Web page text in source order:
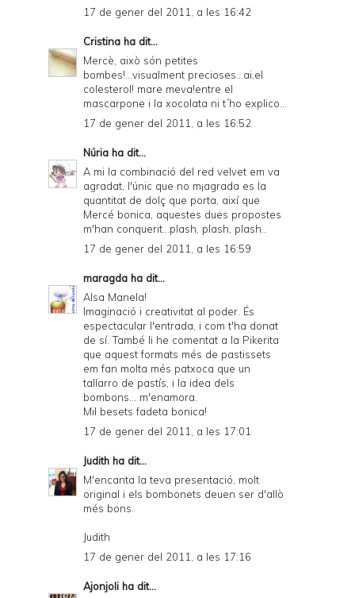
17 de gener del 2011, a les 16:42
Cristina ha dit...
Mercè, això són petites
bombes!...visualment precioses...ai,el
colesterol! mare meva!entre el
mascarpone i la xocolata ni t´ho explico...
17 de gener del 2011, a les 16:52
Núria ha dit...
A mi la combinació del red velvet em va
agradat, l'únic que no m¡agrada es la
quantitat de dolç que porta, així que
Mercé bonica, aquestes dues propostes
m'han conquerit...plash, plash, plash..
17 de gener del 2011, a les 16:59
maragda ha dit...
Alsa Manela!
Imaginació i creativitat al poder. És
espectacular l'entrada, i com t'ha donat
de sí. També li he comentat a la Pikerita
que aquest formats més de pastissets
em fan molta més patxoca que un
tallarro de pastís, i la idea dels
bombons... m'enamora.
Mil besets fadeta bonica!
17 de gener del 2011, a les 17:01
Judith ha dit...
M'encanta la teva presentació, molt
original i els bombonets deuen ser d'allò
més bons.
Judith
17 de gener del 2011, a les 17:16
Ajonjoli ha dit...